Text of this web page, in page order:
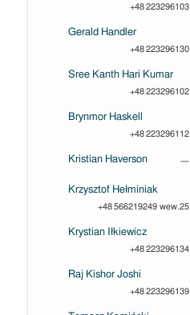
+48 223296103
Gerald Handler
+48 223296130
Sree Kanth Hari Kumar
+48 223296102
Brynmor Haskell
+48 223296112
Kristian Haverson —
Krzysztof Hełminiak
+48 566219249 wew.25
Krystian Iłkiewicz
+48 223296134
Raj Kishor Joshi
+48 223296139